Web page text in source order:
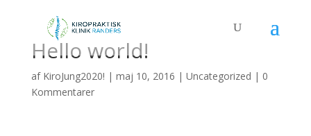
Hello world!
af KiroJung2020! | maj 10, 2016 | Uncategorized | 0
Kommentarer